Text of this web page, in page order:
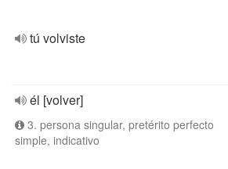
tú volviste
él [volver]
3. persona singular, pretérito perfecto
simple, indicativo